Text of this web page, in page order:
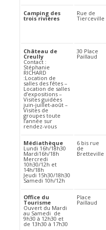
Camping des
trois rivières
Rue de
Tierceville
Château de
Creully
Contact :
Stéphanie
RICHARD
:Location de
salles des fêtes –
Location de salles
d’expositions –
Visites guidées
juin-juillet-août –
Visites de
groupes toute
l’année sur
rendez-vous
30 Place
Paillaud
Médiathèque
Lundi 16h/18h30
Mardi16h/18h
Mercredi
10h30/12h et
14h/18h
Jeudi 15h30/18h30
Samedi 10h/12h
6 bis rue
de
Bretteville
Office du
Tourisme
Ouvert du Mardi
au Samedi de
9h30 à 12h30 et
de 13h30 à 17h30
Place
Paillaud